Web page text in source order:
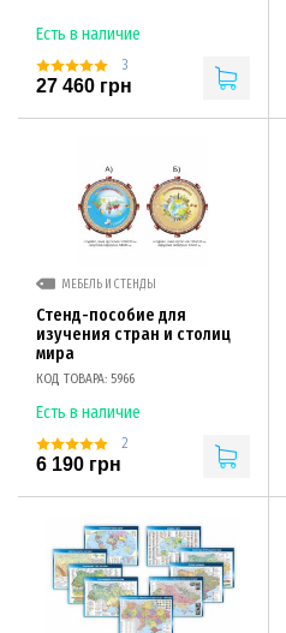
Есть в наличие
3
27 460 грн
МЕБЕЛЬ И СТЕНДЫ
Стенд-пособие для
изучения стран и столиц
мира
КОД ТОВАРА: 5966
Есть в наличие
2
6 190 грн